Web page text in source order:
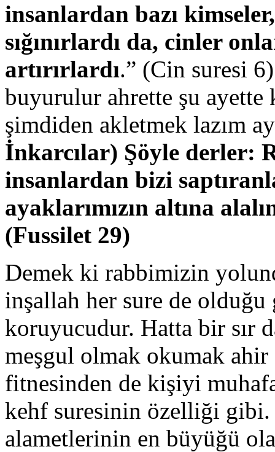
insanlardan bazı
sığınırlardı da, cinler
artırırlardı.” (Cin suresi 6)
buyurulur ahrette şu
şimdiden akletmek lazım
İnkarcılar) Şöyle derler:
insanlardan bizi
ayaklarımızın altına
(Fussilet 29)
Demek ki rabbimizin
inşallah her sure de olduğu
koruyucudur. Hatta bir sır
meşgul olmak okumak ahir
fitnesinden de kişiyi
kehf suresinin özelliği
alametlerinin en büyüğü